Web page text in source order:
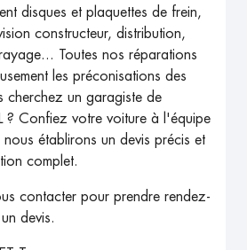
disques et plaquettes de frein,
constructeur, distribution,
Toutes nos réparations
les préconisations des
cherchez un garagiste de
? Confiez votre voiture à l'équipe
établirons un devis précis et
complet.
contacter pour prendre rendez-
devis.